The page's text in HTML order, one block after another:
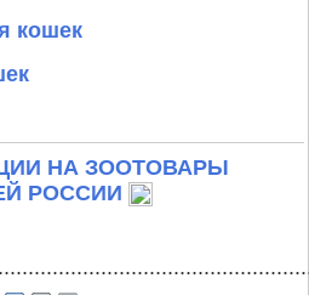
кошек
НА ЗООТОВАРЫ
РОССИИ